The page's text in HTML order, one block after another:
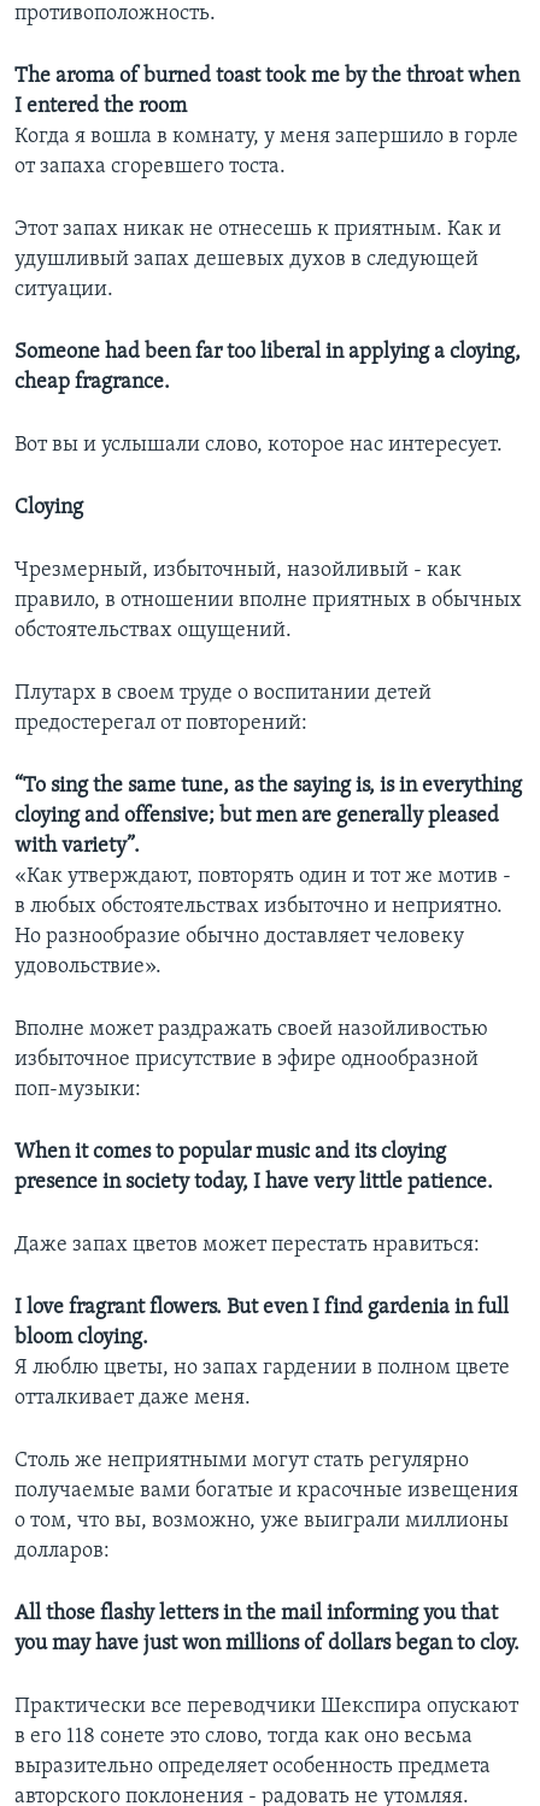
противоположность.
The aroma of burned toast took me by the throat when
I entered the room
Когда я вошла в комнату, у меня запершило в горле
от запаха сгоревшего тоста.
Этот запах никак не отнесешь к приятным. Как и
удушливый запах дешевых духов в следующей
ситуации.
Someone had been far too liberal in applying a cloying,
cheap fragrance.
Вот вы и услышали слово, которое нас интересует.
Cloying
Чрезмерный, избыточный, назойливый - как
правило, в отношении вполне приятных в обычных
обстоятельствах ощущений.
Плутарх в своем труде о воспитании детей
предостерегал от повторений:
“To sing the same tune, as the saying is, is in everything
cloying and offensive; but men are generally pleased
with variety”.
«Как утверждают, повторять один и тот же мотив -
в любых обстоятельствах избыточно и неприятно.
Но разнообразие обычно доставляет человеку
удовольствие».
Вполне может раздражать своей назойливостью
избыточное присутствие в эфире однообразной
поп-музыки:
When it comes to popular music and its cloying
presence in society today, I have very little patience.
Даже запах цветов может перестать нравиться:
I love fragrant flowers. But even I find gardenia in full
bloom cloying.
Я люблю цветы, но запах гардении в полном цвете
отталкивает даже меня.
Столь же неприятными могут стать регулярно
получаемые вами богатые и красочные извещения
о том, что вы, возможно, уже выиграли миллионы
долларов:
All those flashy letters in the mail informing you that
you may have just won millions of dollars began to cloy.
Практически все переводчики Шекспира опускают
в его 118 сонете это слово, тогда как оно весьма
выразительно определяет особенность предмета
авторского поклонения - радовать не утомляя.